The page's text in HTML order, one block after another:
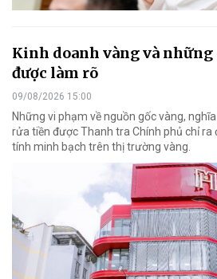
Kinh doanh vàng và
được làm rõ
09/08/2026 15:00
Những vi phạm về nguồn gốc vàng,
rửa tiền được Thanh tra Chính phủ chỉ ra
tính minh bạch trên thị trường vàng.